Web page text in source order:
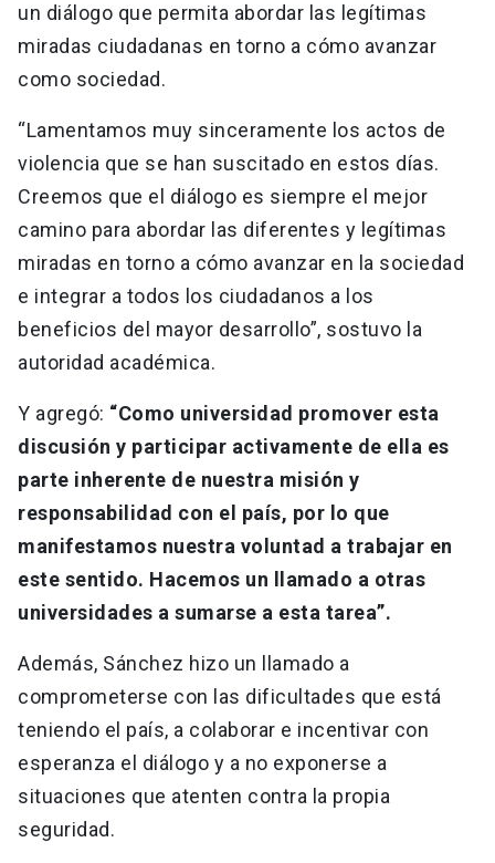
un diálogo que permita abordar las legítimas
miradas ciudadanas en torno a cómo avanzar
como sociedad.
“Lamentamos muy sinceramente los actos de
violencia que se han suscitado en estos días.
Creemos que el diálogo es siempre el mejor
camino para abordar las diferentes y legítimas
miradas en torno a cómo avanzar en la sociedad
e integrar a todos los ciudadanos a los
beneficios del mayor desarrollo”, sostuvo la
autoridad académica.
Y agregó: “Como universidad promover esta
discusión y participar activamente de ella es
parte inherente de nuestra misión y
responsabilidad con el país, por lo que
manifestamos nuestra voluntad a trabajar en
este sentido. Hacemos un llamado a otras
universidades a sumarse a esta tarea”.
Además, Sánchez hizo un llamado a
comprometerse con las dificultades que está
teniendo el país, a colaborar e incentivar con
esperanza el diálogo y a no exponerse a
situaciones que atenten contra la propia
seguridad.